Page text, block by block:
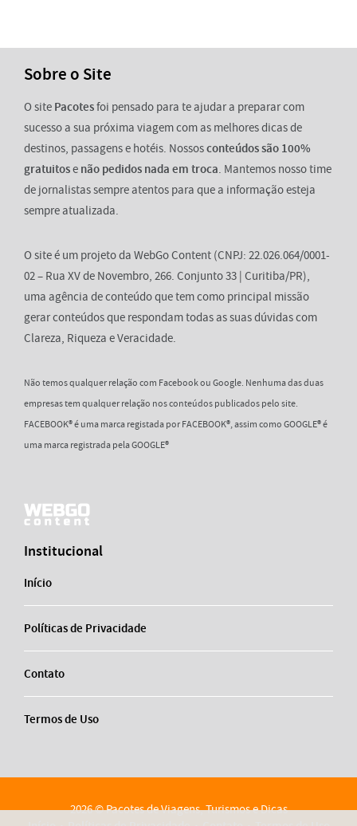
Sobre o Site
O site Pacotesfoi pensado para te ajudar a preparar com
sucesso a sua próxima viagem com as melhores dicas de
destinos, passagens e hotéis. Nossosconteúdos são 100%
gratuitose não pedidos nada em troca. Mantemos nosso time
de jornalistas sempre atentos para que a informação esteja
sempre atualizada.
O site é um projeto da WebGo Content (CNPJ: 22.026.064/0001-
02 – Rua XV de Novembro, 266. Conjunto 33 | Curitiba/PR),
uma agência de conteúdo que tem como principal missão
gerar conteúdos que respondam todas as suas dúvidas com
Clareza, Riqueza e Veracidade.
Não temos qualquer relação com Facebook ou Google. Nenhuma das duas
empresas tem qualquer relação nos conteúdos publicados pelo site.
FACEBOOK® é uma marca registada por FACEBOOK®, assim como GOOGLE® é
uma marca registrada pela GOOGLE®
Institucional
Início
Políticas de Privacidade
Contato
Termos de Uso
2026 © Pacotes de Viagens, Turismos e Dicas